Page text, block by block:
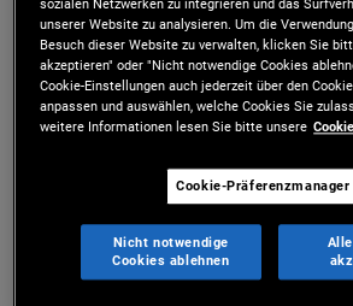
management and credit
Previously at PIMCO, she was a
manager in the portfolio
she was responsible for portfolio
management of PIMCO's Total
Duration, and related ESG
sozialen Netzwerken zu integrieren und das
unserer Website zu analysieren. Um die
Besuch dieser Website zu verwalten, klicken Sie
akzeptieren" oder "Nicht notwendige Cookies
Cookie-Einstellungen auch jederzeit über den
anpassen und auswählen, welche Cookies Sie
weitere Informationen lesen Sie bitte unsere
Cookie-Präferenzmanager
Nicht notwendige
Cookies ablehnen